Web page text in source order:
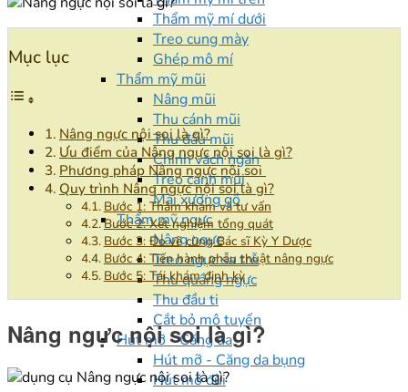
Thẩm mỹ mí dưới
Treo cung mày
Ghép mô mí
Thẩm mỹ mũi
Nâng mũi
Thu cánh mũi
Thu đầu mũi
Chỉnh vách ngăn
Treo cánh mũi
Mài xương gồ
Thẩm mỹ ngực
Nâng ngực
Treo ngực sa trễ
Thu quầng ngực
Thu đầu ti
Cắt bỏ mô tuyến
Hút mỡ - Căng da
Hút mỡ - Căng da bụng
Hút mỡ đùi
Mục lục
Nâng ngực nội soi là gì?
Ưu điểm của Nâng ngực nội soi là gì?
Phương pháp Nâng ngực nội soi
Quy trình Nâng ngực nội soi là gì?
Bước 1: Thăm khám và tư vấn
Bước 2: Xét nghiệm tổng quát
Bước 3: Đo vẽ cùng Bác sĩ Kỳ Y Dược
Bước 4: Tiến hành phẫu thuật nâng ngực
Bước 5: Tái khám định kỳ
Nâng ngực nội soi là gì?